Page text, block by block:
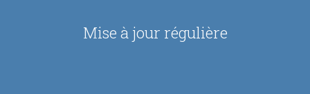
Mise à jour régulière